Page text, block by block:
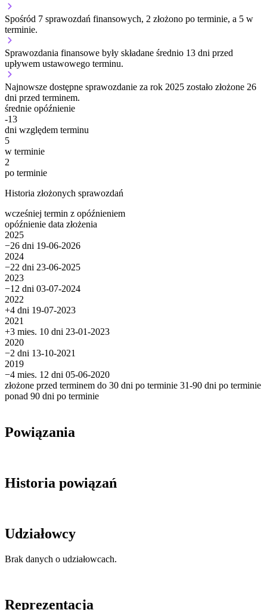
Spośród 7 sprawozdań finansowych, 2 złożono po terminie, a 5 w
terminie.
Sprawozdania finansowe były składane średnio 13 dni przed
upływem ustawowego terminu.
Najnowsze dostępne sprawozdanie za rok 2025 zostało złożone 26
dni przed terminem.
średnie opóźnienie
-13
dni względem terminu
5
w terminie
2
po terminie
Historia złożonych sprawozdań
wcześniej termin z opóźnieniem
opóźnienie data złożenia
2025
−26 dni 19-06-2026
2024
−22 dni 23-06-2025
2023
−12 dni 03-07-2024
2022
+4 dni 19-07-2023
2021
+3 mies. 10 dni 23-01-2023
2020
−2 dni 13-10-2021
2019
−4 mies. 12 dni 05-06-2020
złożone przed terminem do 30 dni po terminie 31-90 dni po terminie
ponad 90 dni po terminie
Powiązania
Historia powiązań
Udziałowcy
Brak danych o udziałowcach.
Reprezentacja